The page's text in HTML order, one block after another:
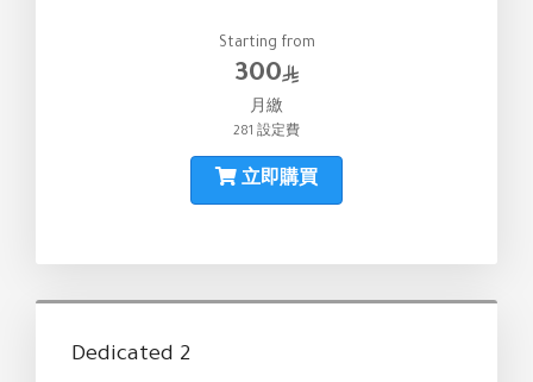
Starting from
300
月繳
281 設定費
立即購買
Dedicated 2